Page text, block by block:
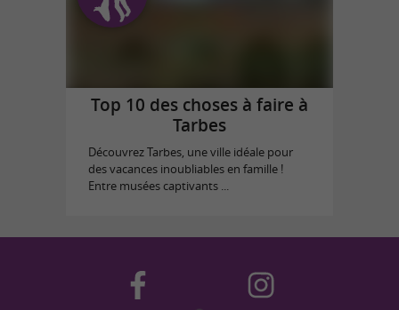
Top 10 des choses à faire à
Tarbes
Découvrez Tarbes, une ville idéale pour
des vacances inoubliables en famille !
Entre musées captivants ...